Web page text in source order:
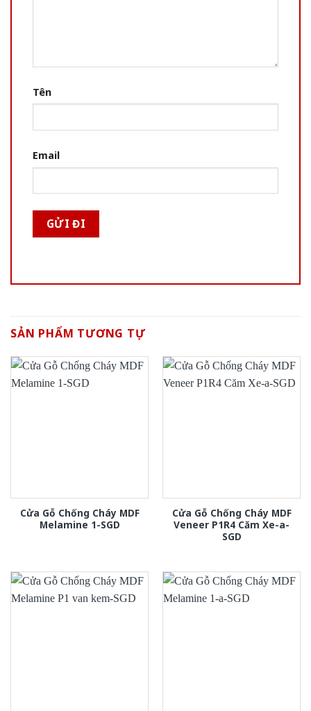
Tên
Email
SẢN PHẨM TƯƠNG TỰ
Cửa Gỗ Chống Cháy MDF
Melamine 1-SGD
Cửa Gỗ Chống Cháy MDF
Veneer P1R4 Căm Xe-a-
SGD